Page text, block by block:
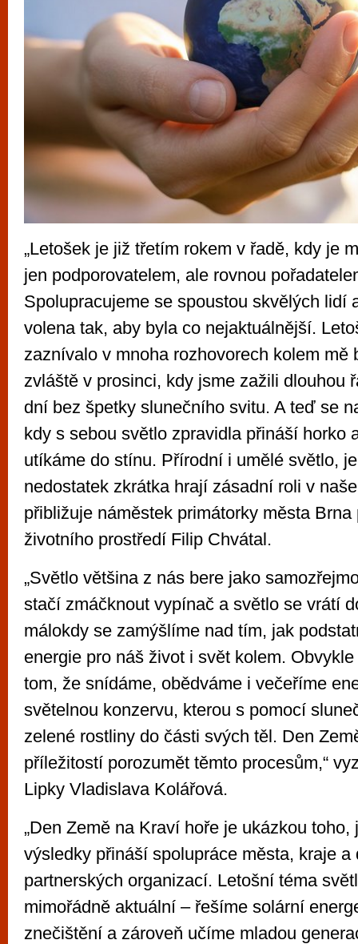
„Letošek je již třetím rokem v řadě, kdy je
jen podporovatelem, ale rovnou
Spolupracujeme se spoustou skvělých lidí
volena tak, aby byla co nejaktuálnější.
zaznívalo v mnoha rozhovorech kolem mě
zvláště v prosinci, kdy jsme zažili dlouhou
dní bez špetky slunečního svitu. A teď se
kdy s sebou světlo zpravidla přináší horko
utíkáme do stínu. Přírodní i umělé světlo,
nedostatek zkrátka hrají zásadní roli v
přibližuje náměstek primátorky města Brna
životního prostředí Filip Chvátal.
„Světlo většina z nás bere jako
stačí zmáčknout vypínač a světlo se vrátí
málokdy se zamýšlíme nad tím, jak
energie pro náš život i svět kolem.
tom, že snídáme, obědváme i večeříme
světelnou konzervu, kterou s pomocí
zelené rostliny do části svých těl. Den
příležitostí porozumět těmto procesům,“
Lipky Vladislava Kolářová.
„Den Země na Kraví hoře je ukázkou toho,
výsledky přináší spolupráce města, kraje a
partnerských organizací. Letošní téma
mimořádně aktuální – řešíme solární
znečištění a zároveň učíme mladou